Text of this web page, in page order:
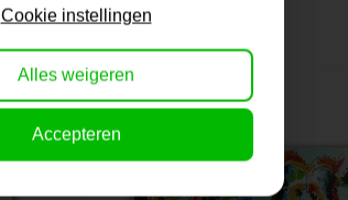
Cookie instellingen
Alles weigeren
Accepteren